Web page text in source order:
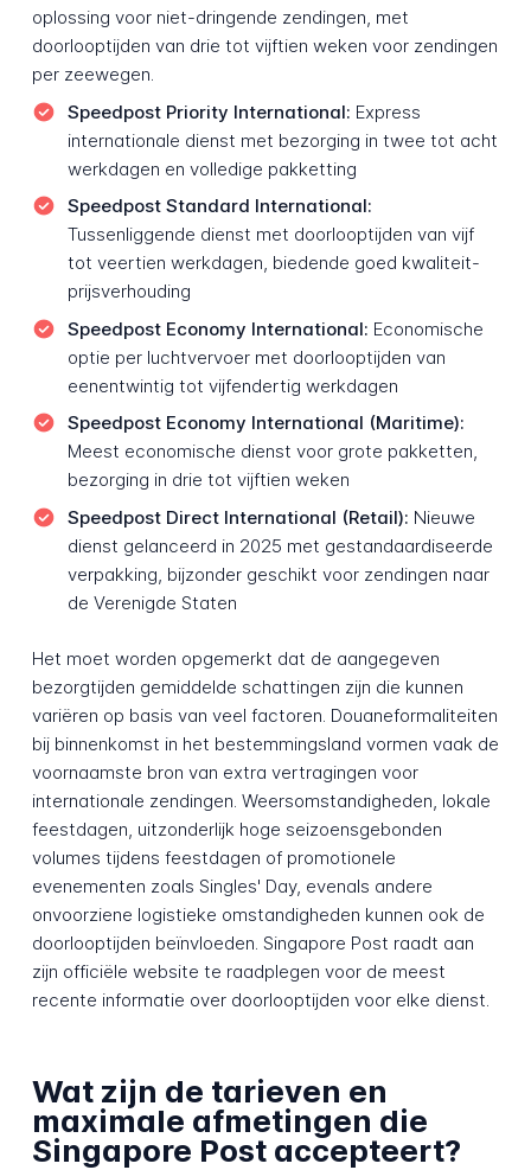
oplossing voor niet-dringende zendingen, met
doorlooptijden van drie tot vijftien weken voor zendingen
per zeewegen.
Speedpost Priority International: Express
internationale dienst met bezorging in twee tot acht
werkdagen en volledige pakketting
Speedpost Standard International:
Tussenliggende dienst met doorlooptijden van vijf
tot veertien werkdagen, biedende goed kwaliteit-
prijsverhouding
Speedpost Economy International: Economische
optie per luchtvervoer met doorlooptijden van
eenentwintig tot vijfendertig werkdagen
Speedpost Economy International (Maritime):
Meest economische dienst voor grote pakketten,
bezorging in drie tot vijftien weken
Speedpost Direct International (Retail): Nieuwe
dienst gelanceerd in 2025 met gestandaardiseerde
verpakking, bijzonder geschikt voor zendingen naar
de Verenigde Staten
Het moet worden opgemerkt dat de aangegeven
bezorgtijden gemiddelde schattingen zijn die kunnen
variëren op basis van veel factoren. Douaneformaliteiten
bij binnenkomst in het bestemmingsland vormen vaak de
voornaamste bron van extra vertragingen voor
internationale zendingen. Weersomstandigheden, lokale
feestdagen, uitzonderlijk hoge seizoensgebonden
volumes tijdens feestdagen of promotionele
evenementen zoals Singles' Day, evenals andere
onvoorziene logistieke omstandigheden kunnen ook de
doorlooptijden beïnvloeden. Singapore Post raadt aan
zijn officiële website te raadplegen voor de meest
recente informatie over doorlooptijden voor elke dienst.
Wat zijn de tarieven en
maximale afmetingen die
Singapore Post accepteert?